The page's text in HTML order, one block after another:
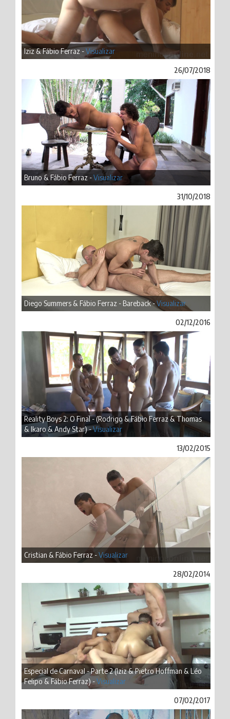
Iziz & Fábio Ferraz -Visualizar
26/07/2018
Bruno & Fábio Ferraz -Visualizar
31/10/2018
Diego Summers & Fábio Ferraz - Bareback -Visualizar
02/12/2016
Reality Boys 2: O Final - (Rodrigo & Fábio Ferraz & Thomas
& Ikaro & Andy Star) -Visualizar
13/02/2015
Cristian & Fábio Ferraz -Visualizar
28/02/2014
Especial de Carnaval - Parte 2 (Iziz & Pietro Hoffman & Léo
Felipo & Fábio Ferraz) -Visualizar
07/02/2017